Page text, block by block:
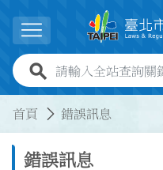
展開選單
全站查詢關鍵字欄位
首頁 錯誤訊息
錯誤訊息